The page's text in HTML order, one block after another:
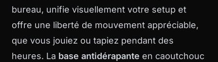
bureau, unifie visuellement votre setup et
offre une liberté de mouvement appréciable,
que vous jouiez ou tapiez pendant des
heures. La base antidérapante en caoutchouc